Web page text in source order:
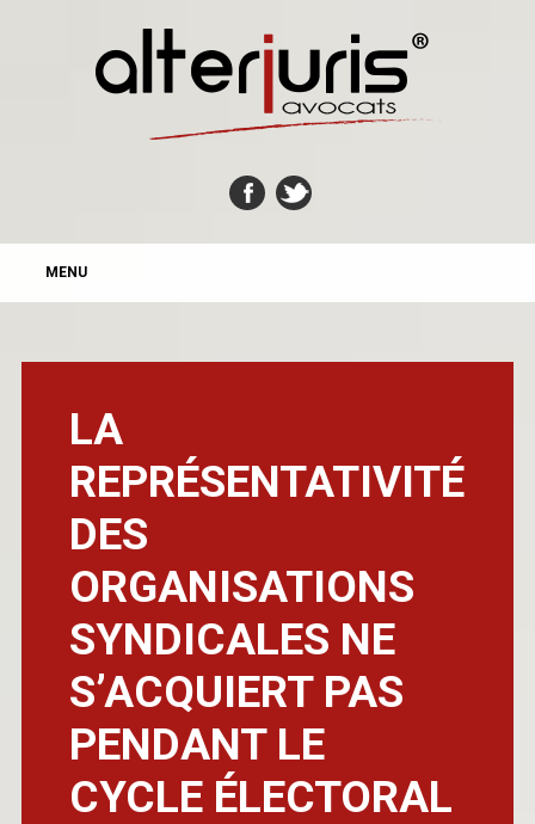
MAIN MENU
MENU
LA
REPRÉSENTATIVITÉ
DES
ORGANISATIONS
SYNDICALES NE
S’ACQUIERT PAS
PENDANT LE
CYCLE ÉLECTORAL